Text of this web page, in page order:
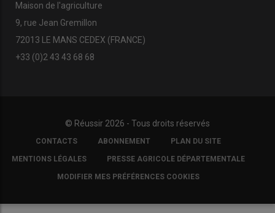
Maison de l'agriculture
9, rue Jean Gremillon
72013 LE MANS CEDEX (FRANCE)
+33 (0)2 43 43 68 68
© Réussir 2026 - Tous droits réservés
FOOTER
COPYRIGHT
CONTACTS ABONNEMENT PLAN DU SITE
MENTIONS LÉGALES PRESSE AGRICOLE DÉPARTEMENTALE
MODIFIER MES PRÉFÉRENCES COOKIES